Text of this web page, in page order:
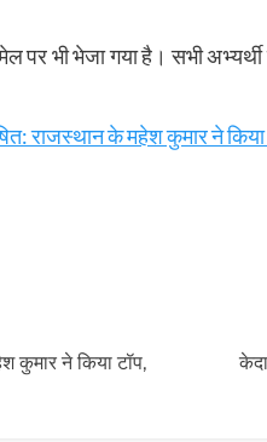
ईमेल पर भी भेजा गया है। सभी
राजस्थान के महेश कुमार ने किया
कुमार ने किया टॉप,